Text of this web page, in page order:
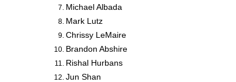
Michael Albada
Mark Lutz
Chrissy LeMaire
Brandon Abshire
Rishal Hurbans
Jun Shan